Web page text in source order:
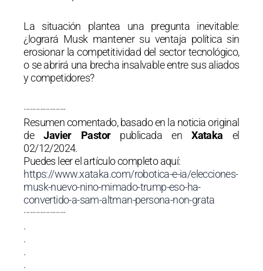
La situación plantea una pregunta inevitable:
¿logrará Musk mantener su ventaja política sin
erosionar la competitividad del sector tecnológico,
o se abrirá una brecha insalvable entre sus aliados
y competidores?
·····················
Resumen comentado, basado en la noticia original
deJavier Pastorpublicada enXataka el
02/12/2024.
Puedes leer el artículo completo aquí:
https://www.xataka.com/robotica-e-ia/elecciones-
musk-nuevo-nino-mimado-trump-eso-ha-
convertido-a-sam-altman-persona-non-grata
·····················
.
.
.
.